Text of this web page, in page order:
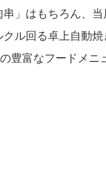
」はもちろん、
クル回る卓上自動
豊富なフードメニ